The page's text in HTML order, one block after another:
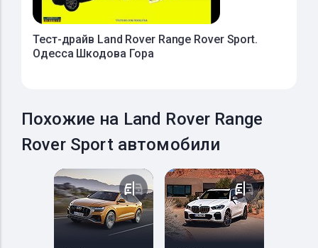
Тест-драйв Land Rover Range Rover Sport.
Одесса Шкодова Гора
Похожие на Land Rover Range
Rover Sport автомобили